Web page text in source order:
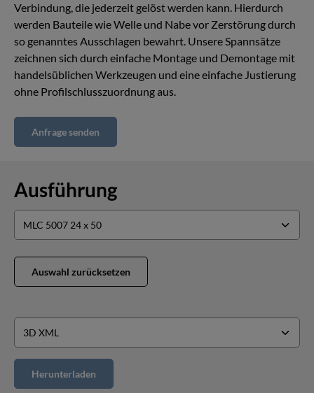
Verbindung, die jederzeit gelöst werden kann. Hierdurch
werden Bauteile wie Welle und Nabe vor Zerstörung durch
so genanntes Ausschlagen bewahrt. Unsere Spannsätze
zeichnen sich durch einfache Montage und Demontage mit
handelsüblichen Werkzeugen und eine einfache Justierung
ohne Profilschlusszuordnung aus.
Anfrage senden
Ausführung
Auswahl zurücksetzen